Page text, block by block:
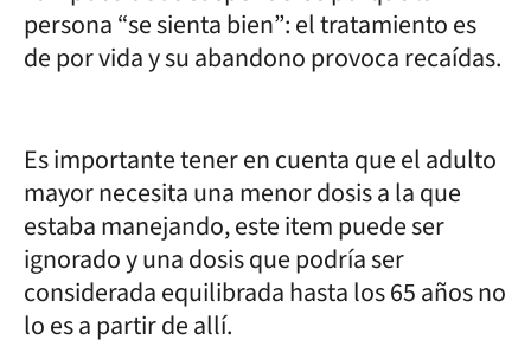
persona “se sienta bien”: el tratamiento es
de por vida y su abandono provoca recaídas.
Es importante tener en cuenta que el adulto
mayor necesita una menor dosis a la que
estaba manejando, este item puede ser
ignorado y una dosis que podría ser
considerada equilibrada hasta los 65 años no
lo es a partir de allí.